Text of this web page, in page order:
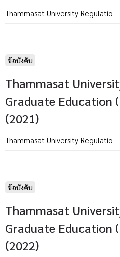
Thammasat University Regulatio
ข้อบังคับ
Thammasat
Graduate Education
(2021)
Thammasat University Regulatio
ข้อบังคับ
Thammasat
Graduate Education
(2022)